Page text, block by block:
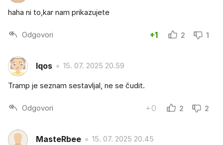
haha ni to,kar nam prikazujete
Odgovori +1 2 1
Iqos 15. 07. 2025 20.59
Tramp je seznam sestavljal, ne se čudit.
Odgovori +0 2 2
MasteRbee 15. 07. 2025 20.45